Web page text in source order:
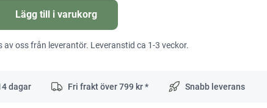
Lägg till i varukorg
av oss från leverantör. Leveranstid ca 1-3 veckor.
dagar Fri frakt över799 kr * Snabb leverans